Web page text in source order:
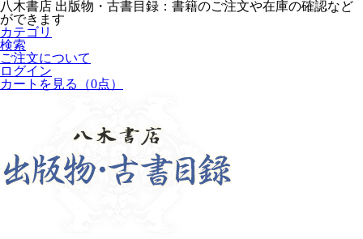
八木書店 出版物・古書目録：書籍のご注文や在庫の確認など
ができます
カテゴリ
検索
ご注文について
ログイン
カートを見る
（0点）